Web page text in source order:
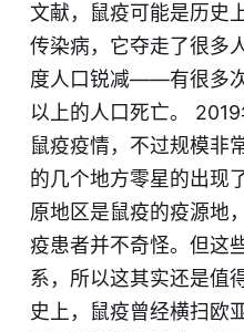
文献，鼠疫可能是历史
传染病，它夺走了很多
度人口锐减——有很多
以上的人口死亡。
鼠疫疫情，不过规模非
的几个地方零星的出现
原地区是鼠疫的疫源地
疫患者并不奇怪。但这
系，所以这其实还是值
史上，鼠疫曾经横扫欧